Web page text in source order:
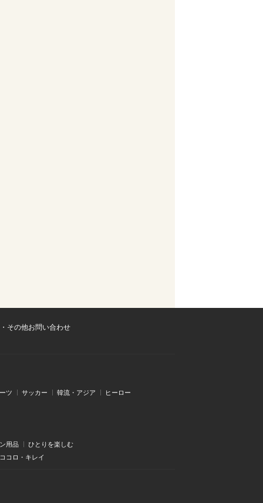
その他お問い合わせ
ツ サッカー 韓流・アジア ヒーロー
用品
ひとりを楽しむ
コロ・キレイ